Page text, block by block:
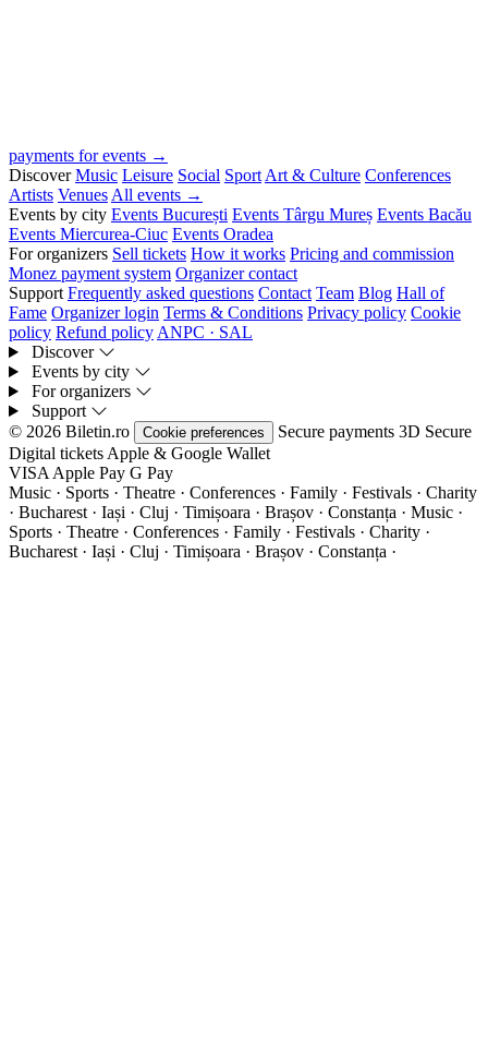
payments for events →
Discover Music Leisure Social Sport Art & Culture Conferences
Artists Venues All events →
Events by city Events București Events Târgu Mureș Events Bacău
Events Miercurea-Ciuc Events Oradea
For organizers Sell tickets How it works Pricing and commission
Monez payment system Organizer contact
Support Frequently asked questions Contact Team Blog Hall of
Fame Organizer login Terms & Conditions Privacy policy Cookie
policy Refund policy ANPC · SAL
Discover
Events by city
For organizers
Support
© 2026 Biletin.ro
Cookie preferences Secure payments 3D Secure
Digital tickets Apple & Google Wallet
VISA Apple Pay G Pay
Music · Sports · Theatre · Conferences · Family · Festivals · Charity
· Bucharest · Iași · Cluj · Timișoara · Brașov · Constanța · Music ·
Sports · Theatre · Conferences · Family · Festivals · Charity ·
Bucharest · Iași · Cluj · Timișoara · Brașov · Constanța ·